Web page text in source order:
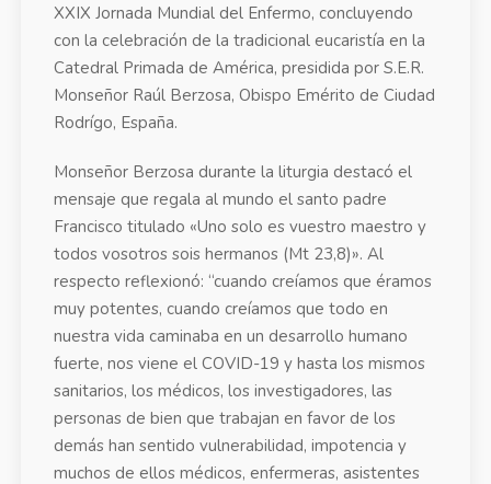
XXIX Jornada Mundial del Enfermo, concluyendo
con la celebración de la tradicional eucaristía en la
Catedral Primada de América, presidida por S.E.R.
Monseñor Raúl Berzosa, Obispo Emérito de Ciudad
Rodrígo, España.
Monseñor Berzosa durante la liturgia destacó el
mensaje que regala al mundo el santo padre
Francisco titulado «Uno solo es vuestro maestro y
todos vosotros sois hermanos (Mt 23,8)». Al
respecto reflexionó: “cuando creíamos que éramos
muy potentes, cuando creíamos que todo en
nuestra vida caminaba en un desarrollo humano
fuerte, nos viene el COVID-19 y hasta los mismos
sanitarios, los médicos, los investigadores, las
personas de bien que trabajan en favor de los
demás han sentido vulnerabilidad, impotencia y
muchos de ellos médicos, enfermeras, asistentes